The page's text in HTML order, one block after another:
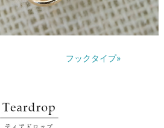
フックタイプ»